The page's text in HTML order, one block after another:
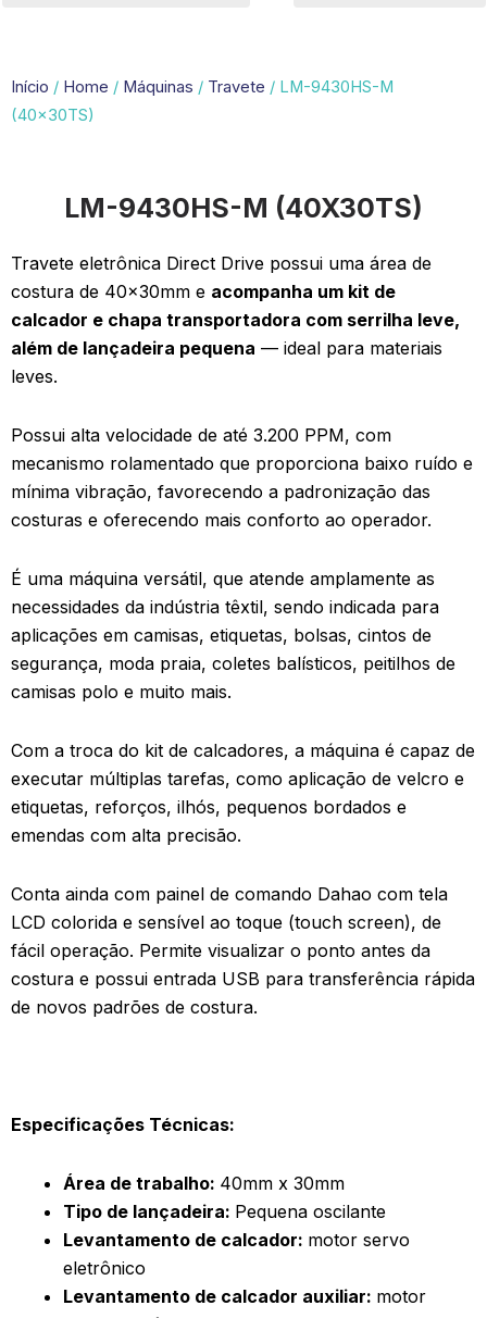
Início / Home / Máquinas / Travete / LM-9430HS-M
(40x30TS)
LM-9430HS-M (40X30TS)
Travete eletrônica Direct Drive possui uma área de
costura de 40x30mm e acompanha um kit de
calcador e chapa transportadora com serrilha leve,
além de lançadeira pequena — ideal para materiais
leves.
Possui alta velocidade de até 3.200 PPM, com
mecanismo rolamentado que proporciona baixo ruído e
mínima vibração, favorecendo a padronização das
costuras e oferecendo mais conforto ao operador.
É uma máquina versátil, que atende amplamente as
necessidades da indústria têxtil, sendo indicada para
aplicações em camisas, etiquetas, bolsas, cintos de
segurança, moda praia, coletes balísticos, peitilhos de
camisas polo e muito mais.
Com a troca do kit de calcadores, a máquina é capaz de
executar múltiplas tarefas, como aplicação de velcro e
etiquetas, reforços, ilhós, pequenos bordados e
emendas com alta precisão.
Conta ainda com painel de comando Dahao com tela
LCD colorida e sensível ao toque (touch screen), de
fácil operação. Permite visualizar o ponto antes da
costura e possui entrada USB para transferência rápida
de novos padrões de costura.
Especificações Técnicas:
Área de trabalho: 40mm x 30mm
Tipo de lançadeira: Pequena oscilante
Levantamento de calcador: motor servo
eletrônico
Levantamento de calcador auxiliar: motor